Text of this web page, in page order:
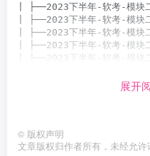
| ├──2023下半年-软考-模
| ├──2023下半年-软考-模
| ├──2023下半年-软考-模
| ├──2023下半年-软考-模
| ├──2023下半年-软考-模
| ├──2023下半年-软考-模
| ├──2023下半年-软考高级
| ├──2023下半年-软考高级
展开
© 版权声明
文章版权归作者所有，未经允许